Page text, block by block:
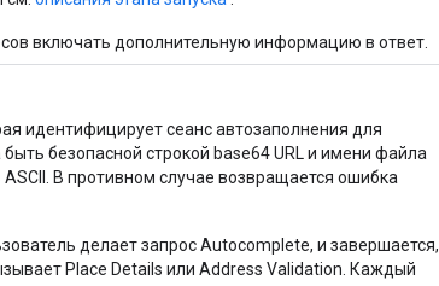
включать дополнительную информацию в ответ.
идентифицирует сеанс автозаполнения для
безопасной строкой base64 URL и имени файла
В противном случае возвращается ошибка
делает запрос Autocomplete, и завершается,
Place Details или Address Validation. Каждый